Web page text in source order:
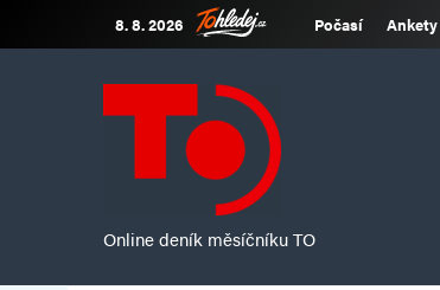
8. 8. 2026 Počasí Ankety
Online deník měsíčníku TO